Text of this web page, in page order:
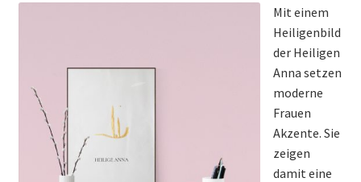
Mit einem
Heiligenbild
der Heiligen
Anna setzen
moderne
Frauen
Akzente. Sie
zeigen
damit eine